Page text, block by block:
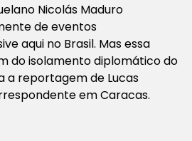
Nicolás Maduro
de eventos
aqui no Brasil. Mas essa
do isolamento diplomático do
a reportagem de Lucas
em Caracas.